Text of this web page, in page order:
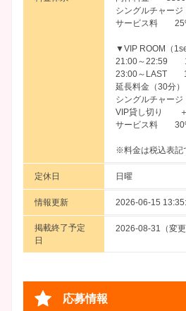
シングルチャー
サービス料
▼VIP ROOM（
21:00～22:59
23:00～LAST
延長料金（30分
シングルチャー
VIP貸し切り ＋
サービス料
※料金は税込表記
定休日 日曜
情報更新 2026-06-15
掲載終了予定
日
2026-08-31（変更
応募情報